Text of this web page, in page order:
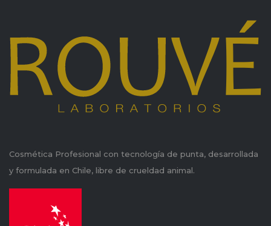
Cosmética Profesional con tecnología de punta, desarrollada
y formulada en Chile, libre de crueldad animal.